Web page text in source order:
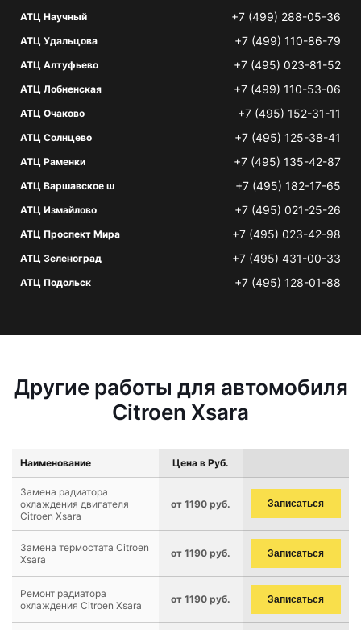
АТЦ Научный +7 (499) 288-05-36
АТЦ Удальцова +7 (499) 110-86-79
АТЦ Алтуфьево +7 (495) 023-81-52
АТЦ Лобненская +7 (499) 110-53-06
АТЦ Очаково +7 (495) 152-31-11
АТЦ Солнцево +7 (495) 125-38-41
АТЦ Раменки +7 (495) 135-42-87
АТЦ Варшавское ш +7 (495) 182-17-65
АТЦ Измайлово +7 (495) 021-25-26
АТЦ Проспект Мира +7 (495) 023-42-98
АТЦ Зеленоград +7 (495) 431-00-33
АТЦ Подольск +7 (495) 128-01-88
Другие работы для автомобиля
Citroen Xsara
Наименование Цена в Руб.
Замена радиатора
охлаждения двигателя
Citroen Xsara
от 1190 руб. Записаться
Замена термостата Citroen
Xsara
от 1190 руб. Записаться
Ремонт радиатора
охлаждения Citroen Xsara
от 1190 руб. Записаться